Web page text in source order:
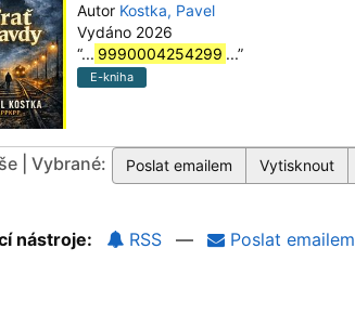
Autor Kostka, Pavel
Vydáno 2026
“... 9990004254299 ...”
E-kniha
| Vybrané:
nástroje: RSS — Poslat emailem